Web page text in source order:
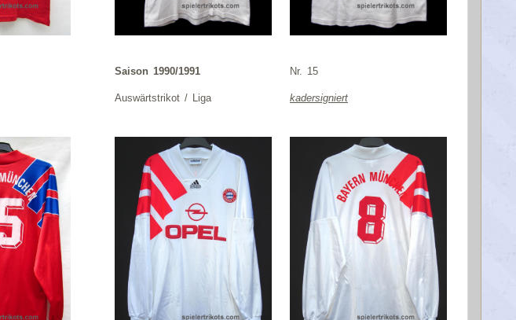
Saison 1990/1991
Auswärtstrikot / Liga
Nr. 15
kadersigniert